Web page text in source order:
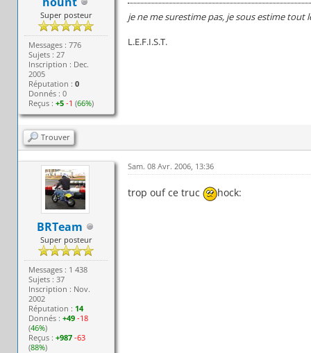
Super posteur
Messages : 776
Sujets : 27
Inscription : Dec.
2005
Réputation :0
Donnés : 0
Reçus :+5 -1 (66%)
je ne me surestime pas, je sous estime tout
L.E.F.I.S.T.
Trouver
BRTeam
Super posteur
Messages : 1 438
Sujets : 37
Inscription : Nov.
2002
Réputation : 14
Donnés :+49 -18
(46%)
Reçus :+987 -63
(88%)
Sam. 08 Avr. 2006, 13:36
trop ouf ce truc hock: